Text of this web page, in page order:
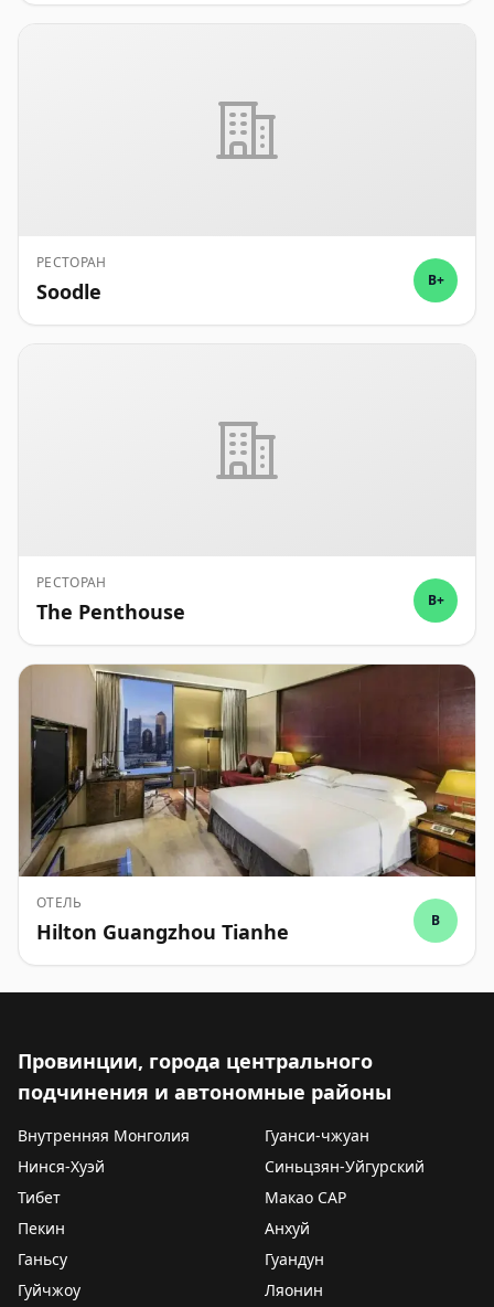
РЕСТОРАН
Soodle B+
РЕСТОРАН
The Penthouse B+
ОТЕЛЬ
Hilton Guangzhou Tianhe B
Провинции, города центрального
подчинения и автономные районы
Внутренняя Монголия
Гуанси-чжуан
Нинся-Хуэй
Синьцзян-Уйгурский
Тибет
Макао САР
Пекин
Анхуй
Ганьсу
Гуандун
Гуйчжоу
Ляонин